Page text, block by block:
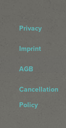
Privacy
Imprint
AGB
Cancellation
Policy